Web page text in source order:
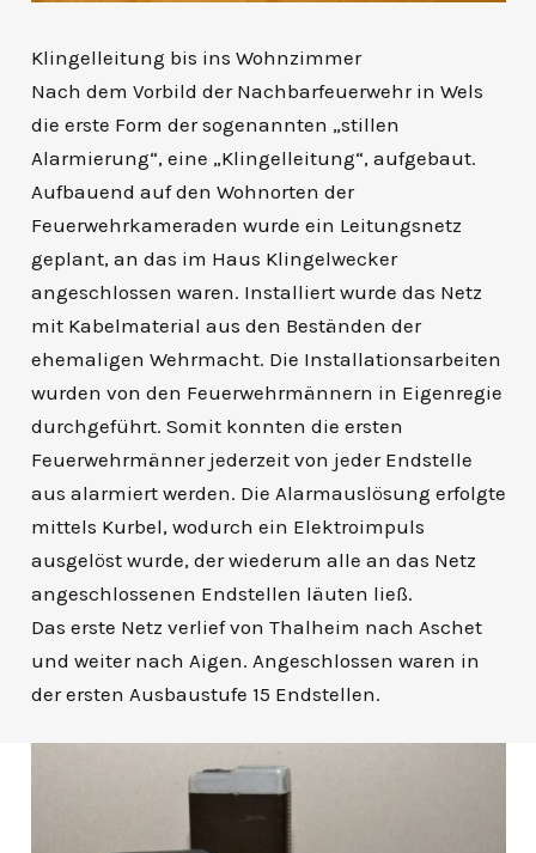
Klingelleitung bis ins Wohnzimmer
Nach dem Vorbild der Nachbarfeuerwehr in Wels
die erste Form der sogenannten „stillen
Alarmierung“, eine „Klingelleitung“, aufgebaut.
Aufbauend auf den Wohnorten der
Feuerwehrkameraden wurde ein Leitungsnetz
geplant, an das im Haus Klingelwecker
angeschlossen waren. Installiert wurde das Netz
mit Kabelmaterial aus den Beständen der
ehemaligen Wehrmacht. Die Installationsarbeiten
wurden von den Feuerwehrmännern in Eigenregie
durchgeführt. Somit konnten die ersten
Feuerwehrmänner jederzeit von jeder Endstelle
aus alarmiert werden. Die Alarmauslösung erfolgte
mittels Kurbel, wodurch ein Elektroimpuls
ausgelöst wurde, der wiederum alle an das Netz
angeschlossenen Endstellen läuten ließ.
Das erste Netz verlief von Thalheim nach Aschet
und weiter nach Aigen. Angeschlossen waren in
der ersten Ausbaustufe 15 Endstellen.